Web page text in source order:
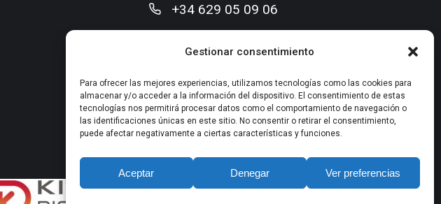
Gestionar consentimiento
Para ofrecer las mejores experiencias, utilizamos tecnologías como las cookies para
almacenar y/o acceder a la información del dispositivo. El consentimiento de estas
tecnologías nos permitirá procesar datos como el comportamiento de navegación o
las identificaciones únicas en este sitio. No consentir o retirar el consentimiento,
puede afectar negativamente a ciertas características y funciones.
Aceptar Denegar Ver preferencias
+34 629 05 09 06
mreula@improconsultores.com
Pedro Cerbuna nº 29, 50009 Zaragoza